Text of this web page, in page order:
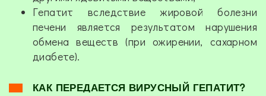
Гепатит вследствие жировой болезни
печени является результатом нарушения
обмена веществ (при ожирении, сахарном
диабете).
КАК ПЕРЕДАЕТСЯ ВИРУСНЫЙ ГЕПАТИТ?